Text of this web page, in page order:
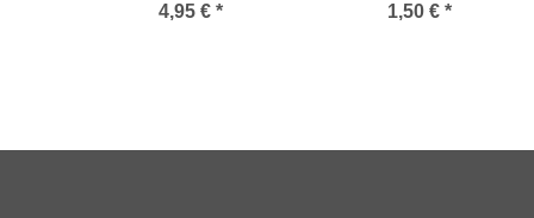
4,95 € * 1,50 € *